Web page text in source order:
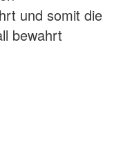
und somit die
bewahrt